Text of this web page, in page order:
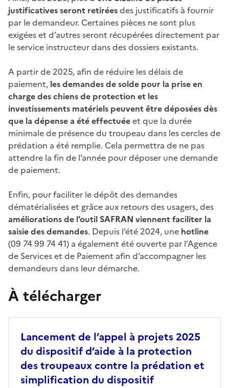
justificatives seront retiréesdes justificatifs à fournir
par le demandeur. Certaines pièces ne sont plus
exigées et d’autres seront récupérées directement par
le service instructeur dans des dossiers existants.
A partir de 2025, afin de réduire les délais de
paiement, les demandes de solde pour la prise en
charge des chiens de protection et les
investissements matériels peuvent être déposées dès
que la dépense a été effectuéeet que la durée
minimale de présence du troupeau dans les cercles de
prédation a été remplie. Cela permettra de ne pas
attendre la fin de l’année pour déposer une demande
de paiement.
Enfin, pour faciliter le dépôt des demandes
dématérialisées et grâce aux retours des usagers, des
améliorations de l’outil SAFRAN viennent faciliter la
saisie des demandes. Depuis l’été 2024, une hotline
(09 74 99 74 41) a également été ouverte par l’Agence
de Services et de Paiement afin d’accompagner les
demandeurs dans leur démarche.
À télécharger
Lancement de l’appel à projets 2025
du dispositif d’aide à la protection
des troupeaux contre la prédation et
simplification du dispositif